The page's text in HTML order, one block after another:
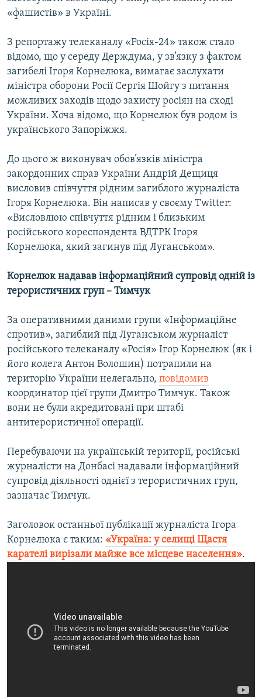
«фашистів» в Україні.
З репортажу телеканалу «Росія-24» також стало
відомо, що у середу Держдума, у зв’язку з фактом
загибелі Ігоря Корнелюка, вимагає заслухати
міністра оборони Росії Сергія Шойгу з питання
можливих заходів щодо захисту росіян на сході
України. Хоча відомо, що Корнелюк був родом із
українського Запоріжжя.
До цього ж виконувач обов’язків міністра
закордонних справ України Андрій Дещиця
висловив співчуття рідним загиблого журналіста
Ігоря Корнелюка. Він написав у своєму Twitter:
«Висловлюю співчуття рідним і близьким
російського кореспондента ВДТРК Ігоря
Корнелюка, який загинув під Луганськом».
Корнелюк надавав інформаційний супровід одній із
терористичних груп – Тимчук
За оперативними даними групи «Інформаційне
спротив», загиблий під Луганськом журналіст
російського телеканалу «Росія» Ігор Корнелюк (як і
його колега Антон Волошин) потрапили на
територію України нелегально, повідомив
координатор цієї групи Дмитро Тимчук. Також
вони не були акредитовані при штабі
антитерористичної операції.
Перебуваючи на українській території, російські
журналісти на Донбасі надавали інформаційний
супровід діяльності однієї з терористичних груп,
зазначає Тимчук.
Заголовок останньої публікації журналіста Ігора
Корнелюка є таким: «Україна: у селищі Щастя
карателі вирізали майже все місцеве населення».